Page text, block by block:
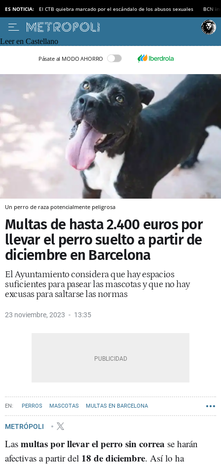
ES NOTICIA: El CTB quiebra marcado por el escándalo de los abusos sexuales BCN
Leer en Castellano
Pásate al MODO AHORRO
Un perro de raza potencialmente peligrosa
Multas de hasta 2.400 euros por
llevar el perro suelto a partir de
diciembre en Barcelona
El Ayuntamiento considera que hay espacios
suficientes para pasear las mascotas y que no hay
excusas para saltarse las normas
23 noviembre, 2023 13:35
PERROS MASCOTAS MULTAS EN BARCELONA
AYUNTAMIENTO DE BARCELONA
METRÓPOLI
Las multas por llevar el perro sin correa se harán
afectivas a partir del 18 de diciembre. Así lo ha